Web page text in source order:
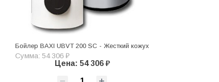
Бойлер BAXI UBVT 200 SC - Жесткий кожух
Сумма: 54 306 ₽
Цена: 54 306 ₽